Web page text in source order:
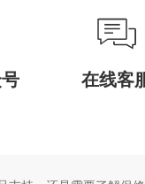
在线客